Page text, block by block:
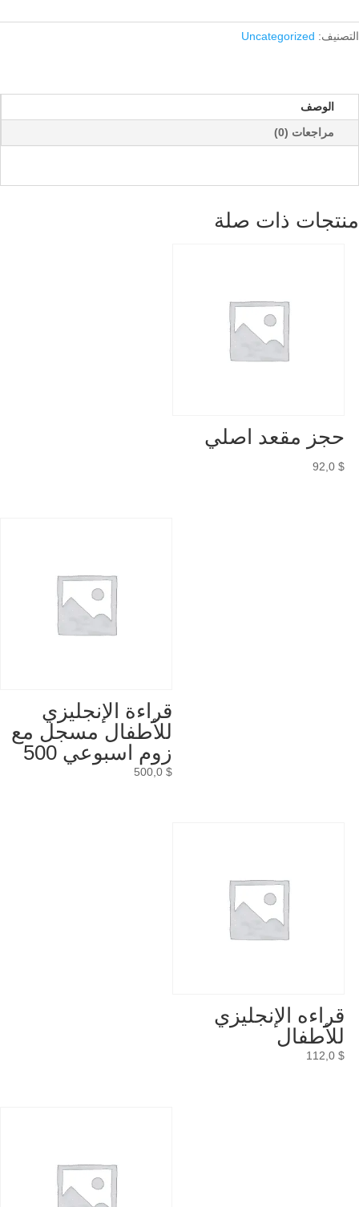
الإنجليزي
للأطفال
عرض
الورشه
التدريبية
التصنيف: Uncategorized
الوصف
مراجعات (0)
منتجات ذات صلة
حجز مقعد اصلي
92,0$
قراءة الإنجليزي
للأطفال مسجل مع
زوم اسبوعي 500
500,0$
قراءه الإنجليزي
للأطفال
112,0$